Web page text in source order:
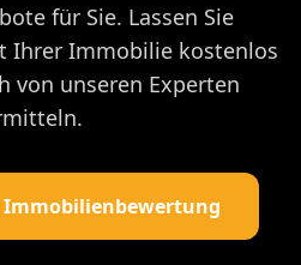
für Sie. Lassen Sie
Ihrer Immobilie kostenlos
von unseren Experten
Immobilienbewertung